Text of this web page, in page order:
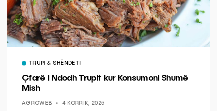
TRUPI & SHËNDETI
Çfarë i Ndodh Trupit kur Konsumoni Shumë
Mish
AGROWEB 4 KORRIK, 2025